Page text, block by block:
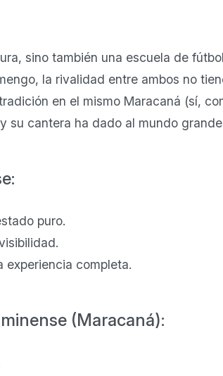
sino también una escuela de
la rivalidad entre ambos no
en el mismo Maracaná (sí,
su cantera ha dado al mundo
puro.
experiencia completa.
(Maracaná):